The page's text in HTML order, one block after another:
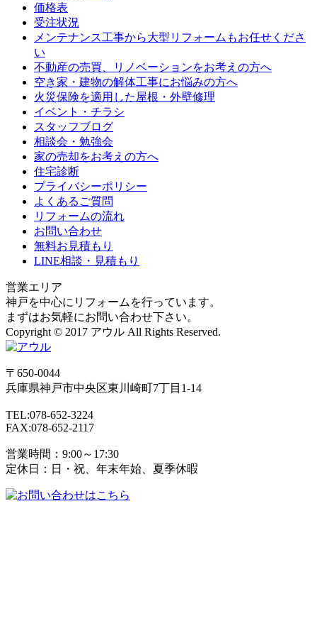
価格表
受注状況
メンテナンス工事から大型リフォームもお任せくださ
い
不動産の売買、リノベーションをお考えの方へ
空き家・建物の解体工事にお悩みの方へ
火災保険を適用した屋根・外壁修理
イベント・チラシ
スタッフブログ
相談会・勉強会
家の売却をお考えの方へ
住宅診断
プライバシーポリシー
よくあるご質問
リフォームの流れ
お問い合わせ
無料お見積もり
LINE相談・見積もり
営業エリア
神戸を中心にリフォームを行っています。
まずはお気軽にお問い合わせ下さい。
Copyright © 2017 アウル All Rights Reserved.
〒650-0044
兵庫県神戸市中央区東川崎町7丁目1-14
TEL:078-652-3224
FAX:078-652-2117
営業時間：9:00～17:30
定休日：日・祝、年末年始、夏季休暇